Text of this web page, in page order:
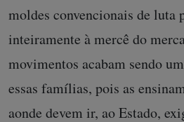
moldes convencionais de luta
inteiramente à mercê do
movimentos acabam sendo
essas famílias, pois as
aonde devem ir, ao Estado,